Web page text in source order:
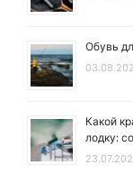
Обувь
Какой
лодку: